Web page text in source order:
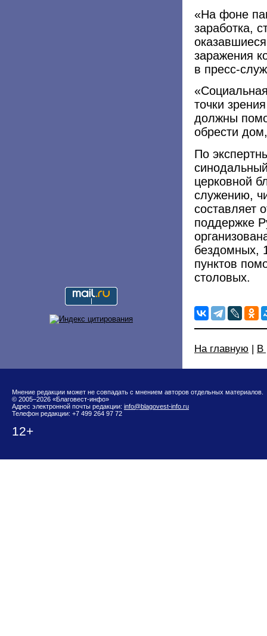
«На фоне
заработка,
заражения
в пресс-
точки
должны
обрести
По
церковной
служению,
составляет
поддержке
бездомных,
пунктов
столовых.
На главную В
Мнение редакции может не совпадать с мнением авторов отдельных материалов.
© 2005–2026 «Благовест-инфо»
Адрес электронной почты редакции: info@blagovest-info.ru
Телефон редакции: +7 499 264 97 72
12+